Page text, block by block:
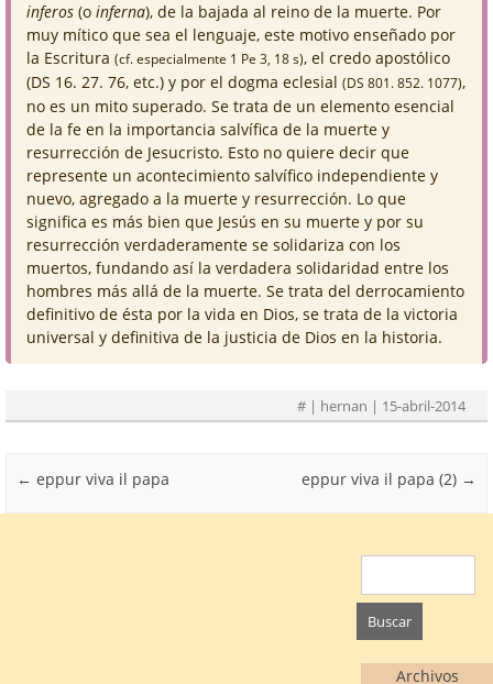
inferos (o inferna), de la bajada al reino de la muerte. Por
muy mítico que sea el lenguaje, este motivo enseñado por
la Escritura (cf. especialmente 1 Pe 3, 18 s), el credo apostólico
(DS 16. 27. 76, etc.) y por el dogma eclesial (DS 801. 852. 1077),
no es un mito superado. Se trata de un elemento esencial
de la fe en la importancia salvífica de la muerte y
resurrección de Jesucristo. Esto no quiere decir que
represente un acontecimiento salvífico independiente y
nuevo, agregado a la muerte y resurrección. Lo que
significa es más bien que Jesús en su muerte y por su
resurrección verdaderamente se solidariza con los
muertos, fundando así la verdadera solidaridad entre los
hombres más allá de la muerte. Se trata del derrocamiento
definitivo de ésta por la vida en Dios, se trata de la victoria
universal y definitiva de la justicia de Dios en la historia.
# | hernan | 15-abril-2014
Post navigation
← eppur viva il papa eppur viva il papa (2) →
Archivos